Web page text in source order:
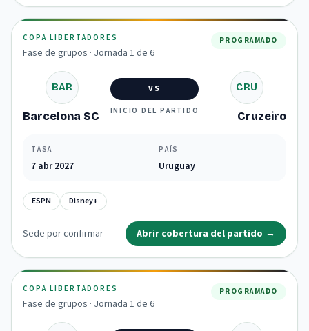
COPA LIBERTADORES
Fase de grupos · Jornada 1 de 6
PROGRAMADO
BAR
Barcelona SC
VS
INICIO DEL PARTIDO
CRU
Cruzeiro
TASA
7 abr 2027
PAÍS
Uruguay
ESPN Disney+
Sede por confirmar Abrir cobertura del partido →
COPA LIBERTADORES
Fase de grupos · Jornada 1 de 6
PROGRAMADO